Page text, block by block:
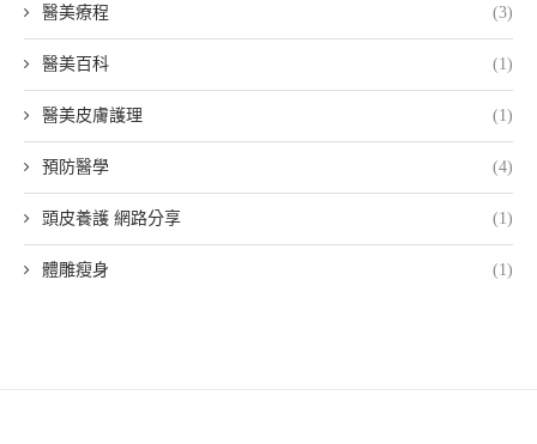
醫美療程 (3)
醫美百科 (1)
醫美皮膚護理 (1)
預防醫學 (4)
頭皮養護 網路分享 (1)
體雕瘦身 (1)